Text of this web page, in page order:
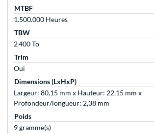
MTBF
1.500.000 Heures
TBW
2 400 To
Trim
Oui
Dimensions (LxHxP)
Largeur: 80,15 mm x Hauteur: 22,15 mm x
Profondeur/longueur: 2,38 mm
Poids
9 gramme(s)